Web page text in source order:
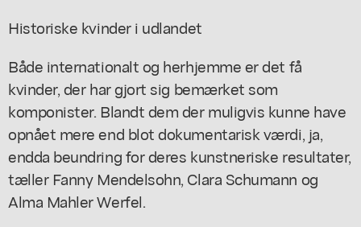
Historiske kvinder i udlandet
Både internationalt og herhjemme er det få
kvinder, der har gjort sig bemærket som
komponister. Blandt dem der muligvis kunne have
opnået mere end blot dokumentarisk værdi, ja,
endda beundring for deres kunstneriske resultater,
tæller Fanny Mendelsohn, Clara Schumann og
Alma Mahler Werfel.